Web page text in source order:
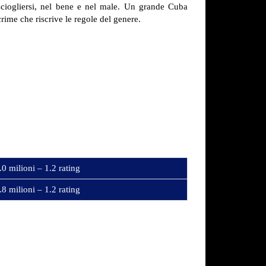
nel bene e nel male. Un grande Cuba
che riscrive le regole del genere.
milioni – 1.2 rating
milioni – 1.2 rating